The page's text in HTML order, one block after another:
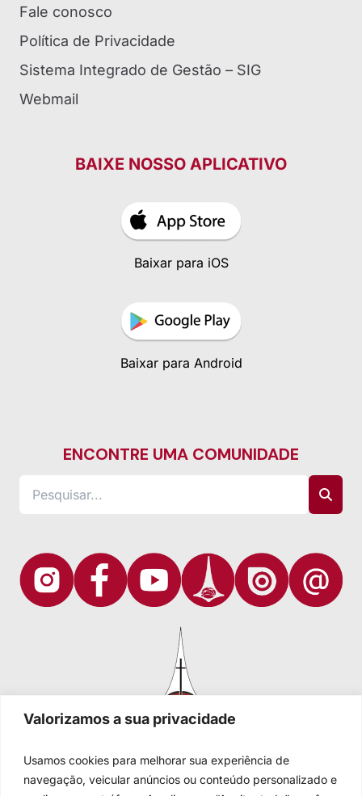
Valorizamos a sua privacidade
Usamos cookies para melhorar sua experiência de
navegação, veicular anúncios ou conteúdo personalizado e
Fale conosco
Política de Privacidade
Sistema Integrado de Gestão – SIG
Webmail
BAIXE NOSSO APLICATIVO
Baixar para iOS
Baixar para Android
ENCONTRE UMA COMUNIDADE